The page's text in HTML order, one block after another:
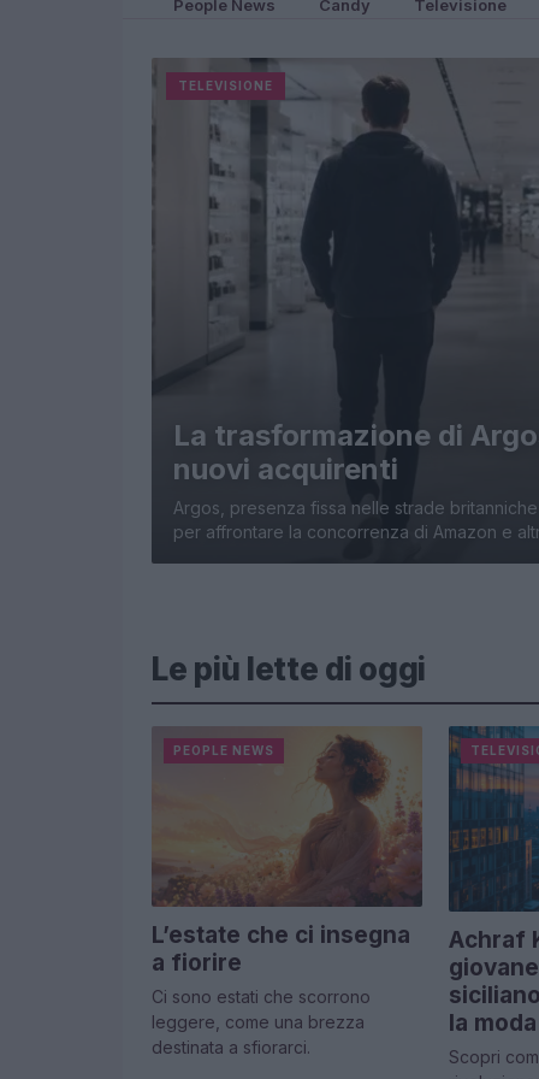
People News Candy Televisione
TELEVISIONE
La trasformazione di
nuovi acquirenti
Argos, presenza fissa nelle strade
per affrontare la concorrenza di Amazon e
Le più lette di oggi
PEOPLE NEWS
L’estate che ci insegna
a fiorire
Ci sono estati che scorrono
leggere, come una brezza
destinata a sfiorarci.
Achraf
la
Scopri